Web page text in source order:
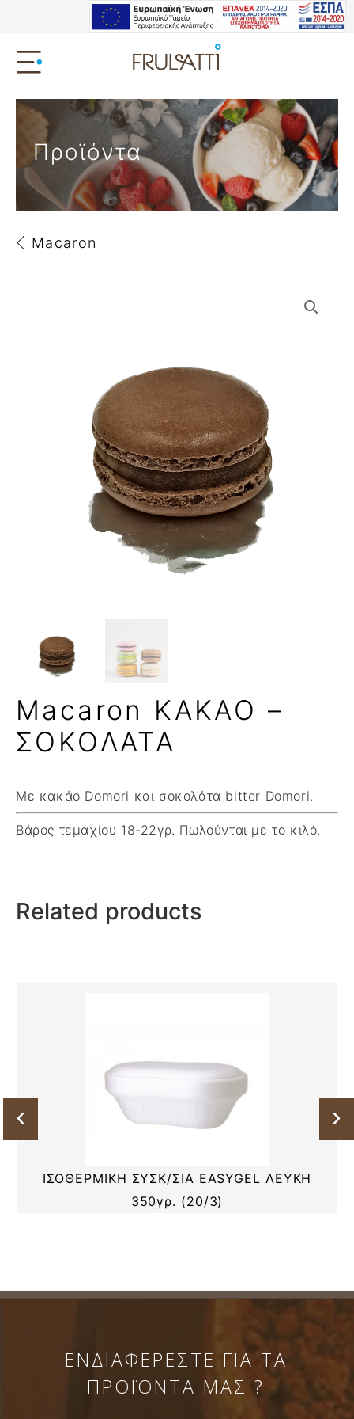
Προϊόντα
Macaron
Macaron ΚΑΚΑΟ –
ΣΟΚΟΛΑΤΑ
Με κακάο Domori και σοκολάτα bitter Domori.
Βάρος τεμαχίου 18-22γρ. Πωλούνται με το κιλό.
Related products
ΙΣΟΘΕΡΜΙΚΗ ΣΥΣΚ/ΣΙΑ EASYGEL ΛΕΥΚΗ
350γρ. (20/3)
ΕΝΔΙΑΦΕΡΕΣΤΕ ΓΙΑ ΤΑ
ΠΡΟΪΟΝΤΑ ΜΑΣ ?